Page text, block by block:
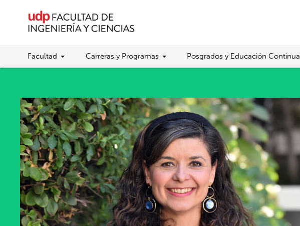
Facultad Carreras y Programas Posgrados y Educación Continua